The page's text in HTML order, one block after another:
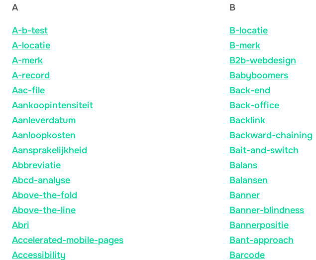
A
A-b-test
A-locatie
A-merk
A-record
Aac-file
Aankoopintensiteit
Aanleverdatum
Aanloopkosten
Aansprakelijkheid
Abbreviatie
Abcd-analyse
Above-the-fold
Above-the-line
Abri
Accelerated-mobile-pages
Accessibility
B
B-locatie
B-merk
B2b-webdesign
Babyboomers
Back-end
Back-office
Backlink
Backward-chaining
Bait-and-switch
Balans
Balansen
Banner
Banner-blindness
Bannerpositie
Bant-approach
Barcode